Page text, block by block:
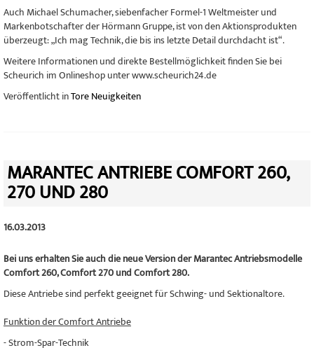
Auch Michael Schumacher, siebenfacher Formel-1 Weltmeister und
Markenbotschafter der Hörmann Gruppe, ist von den Aktionsprodukten
überzeugt: „Ich mag Technik, die bis ins letzte Detail durchdacht ist“.
Weitere Informationen und direkte Bestellmöglichkeit finden Sie bei
Scheurich im Onlineshop unter www.scheurich24.de
Veröffentlicht inTore Neuigkeiten
MARANTEC ANTRIEBE COMFORT 260,
270 UND 280
16.03.2013
Bei uns erhalten Sie auch die neue Version der Marantec Antriebsmodelle
Comfort 260, Comfort 270 und Comfort 280.
Diese Antriebe sind perfekt geeignet für Schwing- und Sektionaltore.
Funktion der Comfort Antriebe
- Strom-Spar-Technik